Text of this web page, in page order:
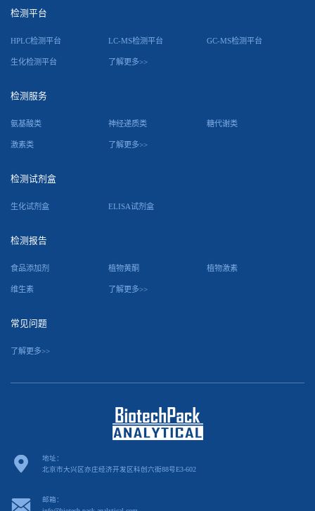
检测平台
HPLC检测平台 LC-MS检测平台 GC-MS检测平台
生化检测平台 了解更多>>
检测服务
氨基酸类 神经递质类 糖代谢类
激素类 了解更多>>
检测试剂盒
生化试剂盒 ELISA试剂盒
检测报告
食品添加剂 植物黄酮 植物激素
维生素 了解更多>>
常见问题
了解更多>>
地址：
北京市大兴区亦庄经济开发区科创六街88号E3-602
邮箱：